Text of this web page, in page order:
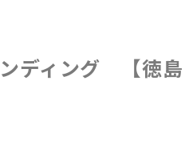
ディング 【徳島